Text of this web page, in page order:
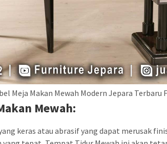
Meja Makan Mewah Modern Jepara Terbaru
Mewah:
keras atau abrasif yang dapat merusak